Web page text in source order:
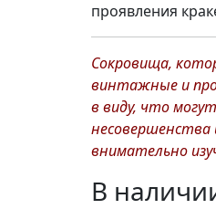
проявления
Сокровища,
винтажные и
в виду, что
внимательно
В